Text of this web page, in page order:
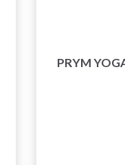
PRYM